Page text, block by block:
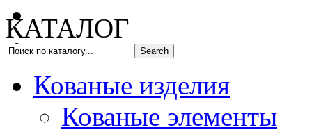
КАТАЛОГ
Кованые изделия
Кованые элементы